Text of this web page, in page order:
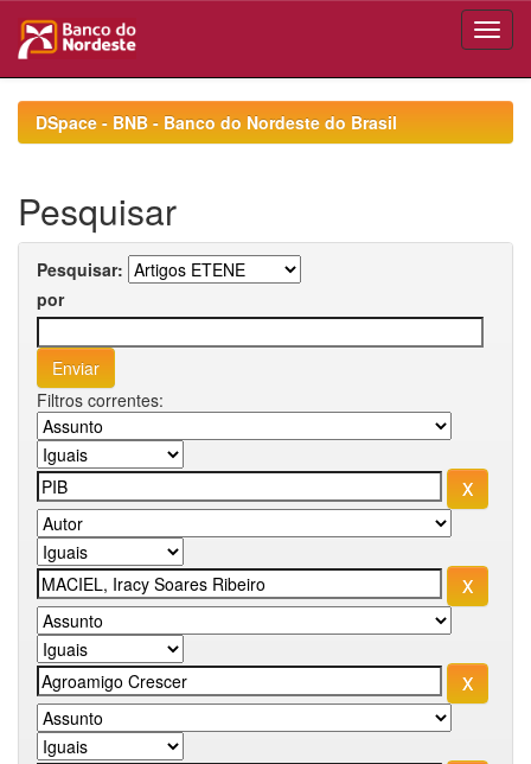
navigationDSpace - BNB - Banco do Nordeste do Brasil
Pesquisar
Pesquisar:
por
Filtros correntes: